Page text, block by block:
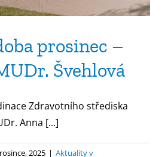
prosinec –
Švehlová
Zdravotního střediska
Anna [...]
2025 | Aktuality v